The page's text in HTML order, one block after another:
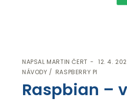
NAPSALMARTIN ČERT
12. 4.
NÁVODY
RASPBERRY PI
Raspbian –